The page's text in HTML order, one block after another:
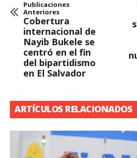
Publicaciones
Anteriores
Cobertura
internacional de
Nayib Bukele se
centró en el fin
del bipartidismo
en El Salvador
ARTÍCULOS RELACIONADOS